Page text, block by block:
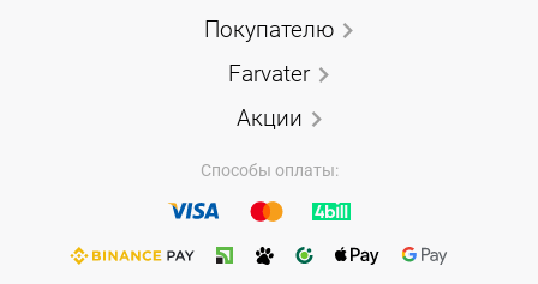
Покупателю
Farvater
Акции
Способы оплаты: